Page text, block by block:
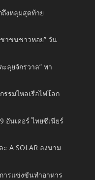
งหลุมสุดท้าย
าชนชาวหอย” วัน
ะลุยจักรวาล” พา
รมไหลเรือไฟโลก
อันเดอร์ ไทยซีเนียร์
ะ A SOLAR ลงนาม
ารแข่งขันทำอาหาร